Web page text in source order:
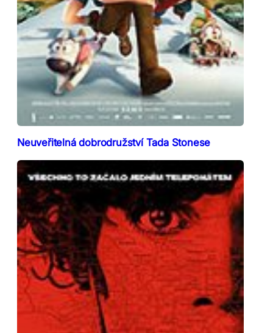
Neuveřitelná dobrodružství Tada Stonese